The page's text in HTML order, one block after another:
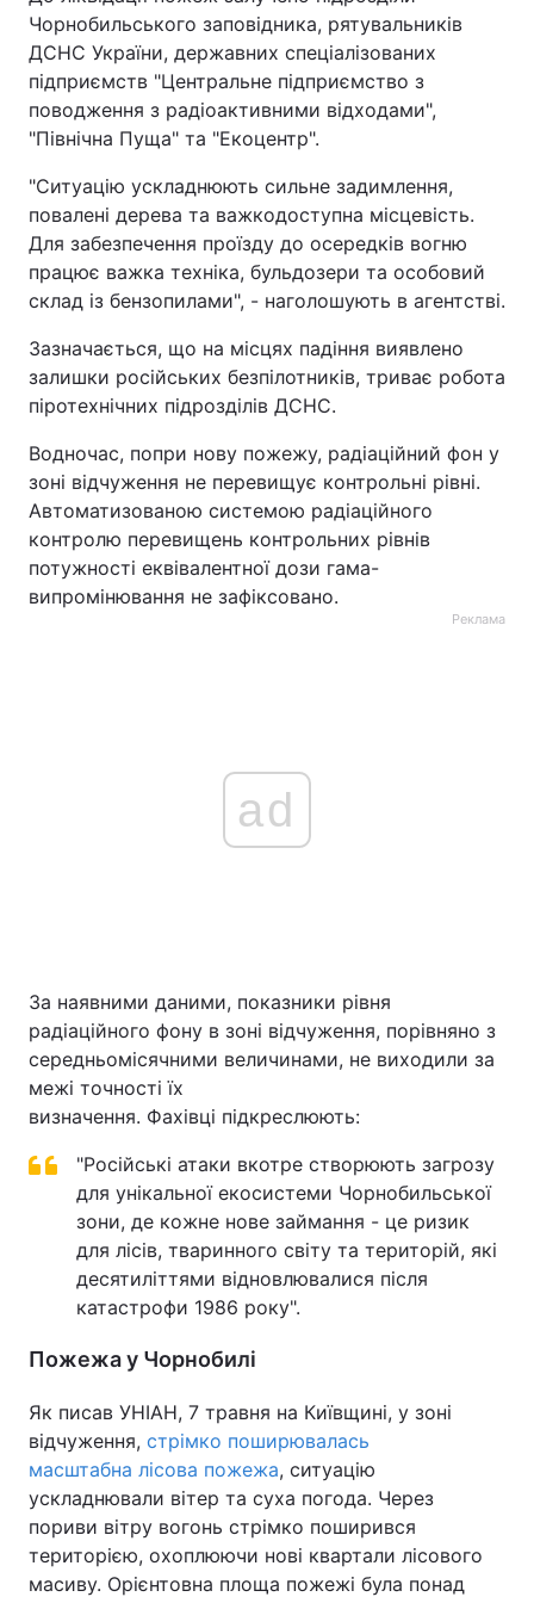
Тема оформлення
Чорнобильського заповідника, рятувальників
ДСНС України, державних спеціалізованих
підприємств "Центральне підприємство з
поводження з радіоактивними відходами",
"Північна Пуща" та "Екоцентр".
"Ситуацію ускладнюють сильне задимлення,
повалені дерева та важкодоступна місцевість.
Для забезпечення проїзду до осередків вогню
працює важка техніка, бульдозери та особовий
склад із бензопилами", - наголошують в агентстві.
Зазначається, що на місцях падіння виявлено
залишки російських безпілотників, триває робота
піротехнічних підрозділів ДСНС.
Водночас, попри нову пожежу, радіаційний фон у
зоні відчуження не перевищує контрольні рівні.
Автоматизованою системою радіаційного
контролю перевищень контрольних рівнів
потужності еквівалентної дози гама-
випромінювання не зафіксовано.
Реклама
ad
За наявними даними, показники рівня
радіаційного фону в зоні відчуження, порівняно з
середньомісячними величинами, не виходили за
межі точності їх
визначення. Фахівці підкреслюють:
"Російські атаки вкотре створюють загрозу
для унікальної екосистеми Чорнобильської
зони, де кожне нове займання - це ризик
для лісів, тваринного світу та територій, які
десятиліттями відновлювалися після
катастрофи 1986 року".
Пожежа у Чорнобилі
Як писав УНІАН, 7 травня на Київщині, у зоні
відчуження, стрімко поширювалась
масштабна лісова пожежа, ситуацію
ускладнювали вітер та суха погода. Через
пориви вітру вогонь стрімко поширився
територією, охоплюючи нові квартали лісового
масиву. Орієнтовна площа пожежі була понад